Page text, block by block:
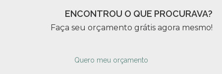
ENCONTROU O QUE PROCURAVA?
Faça seu orçamento grátis agora mesmo!
Quero meu orçamento